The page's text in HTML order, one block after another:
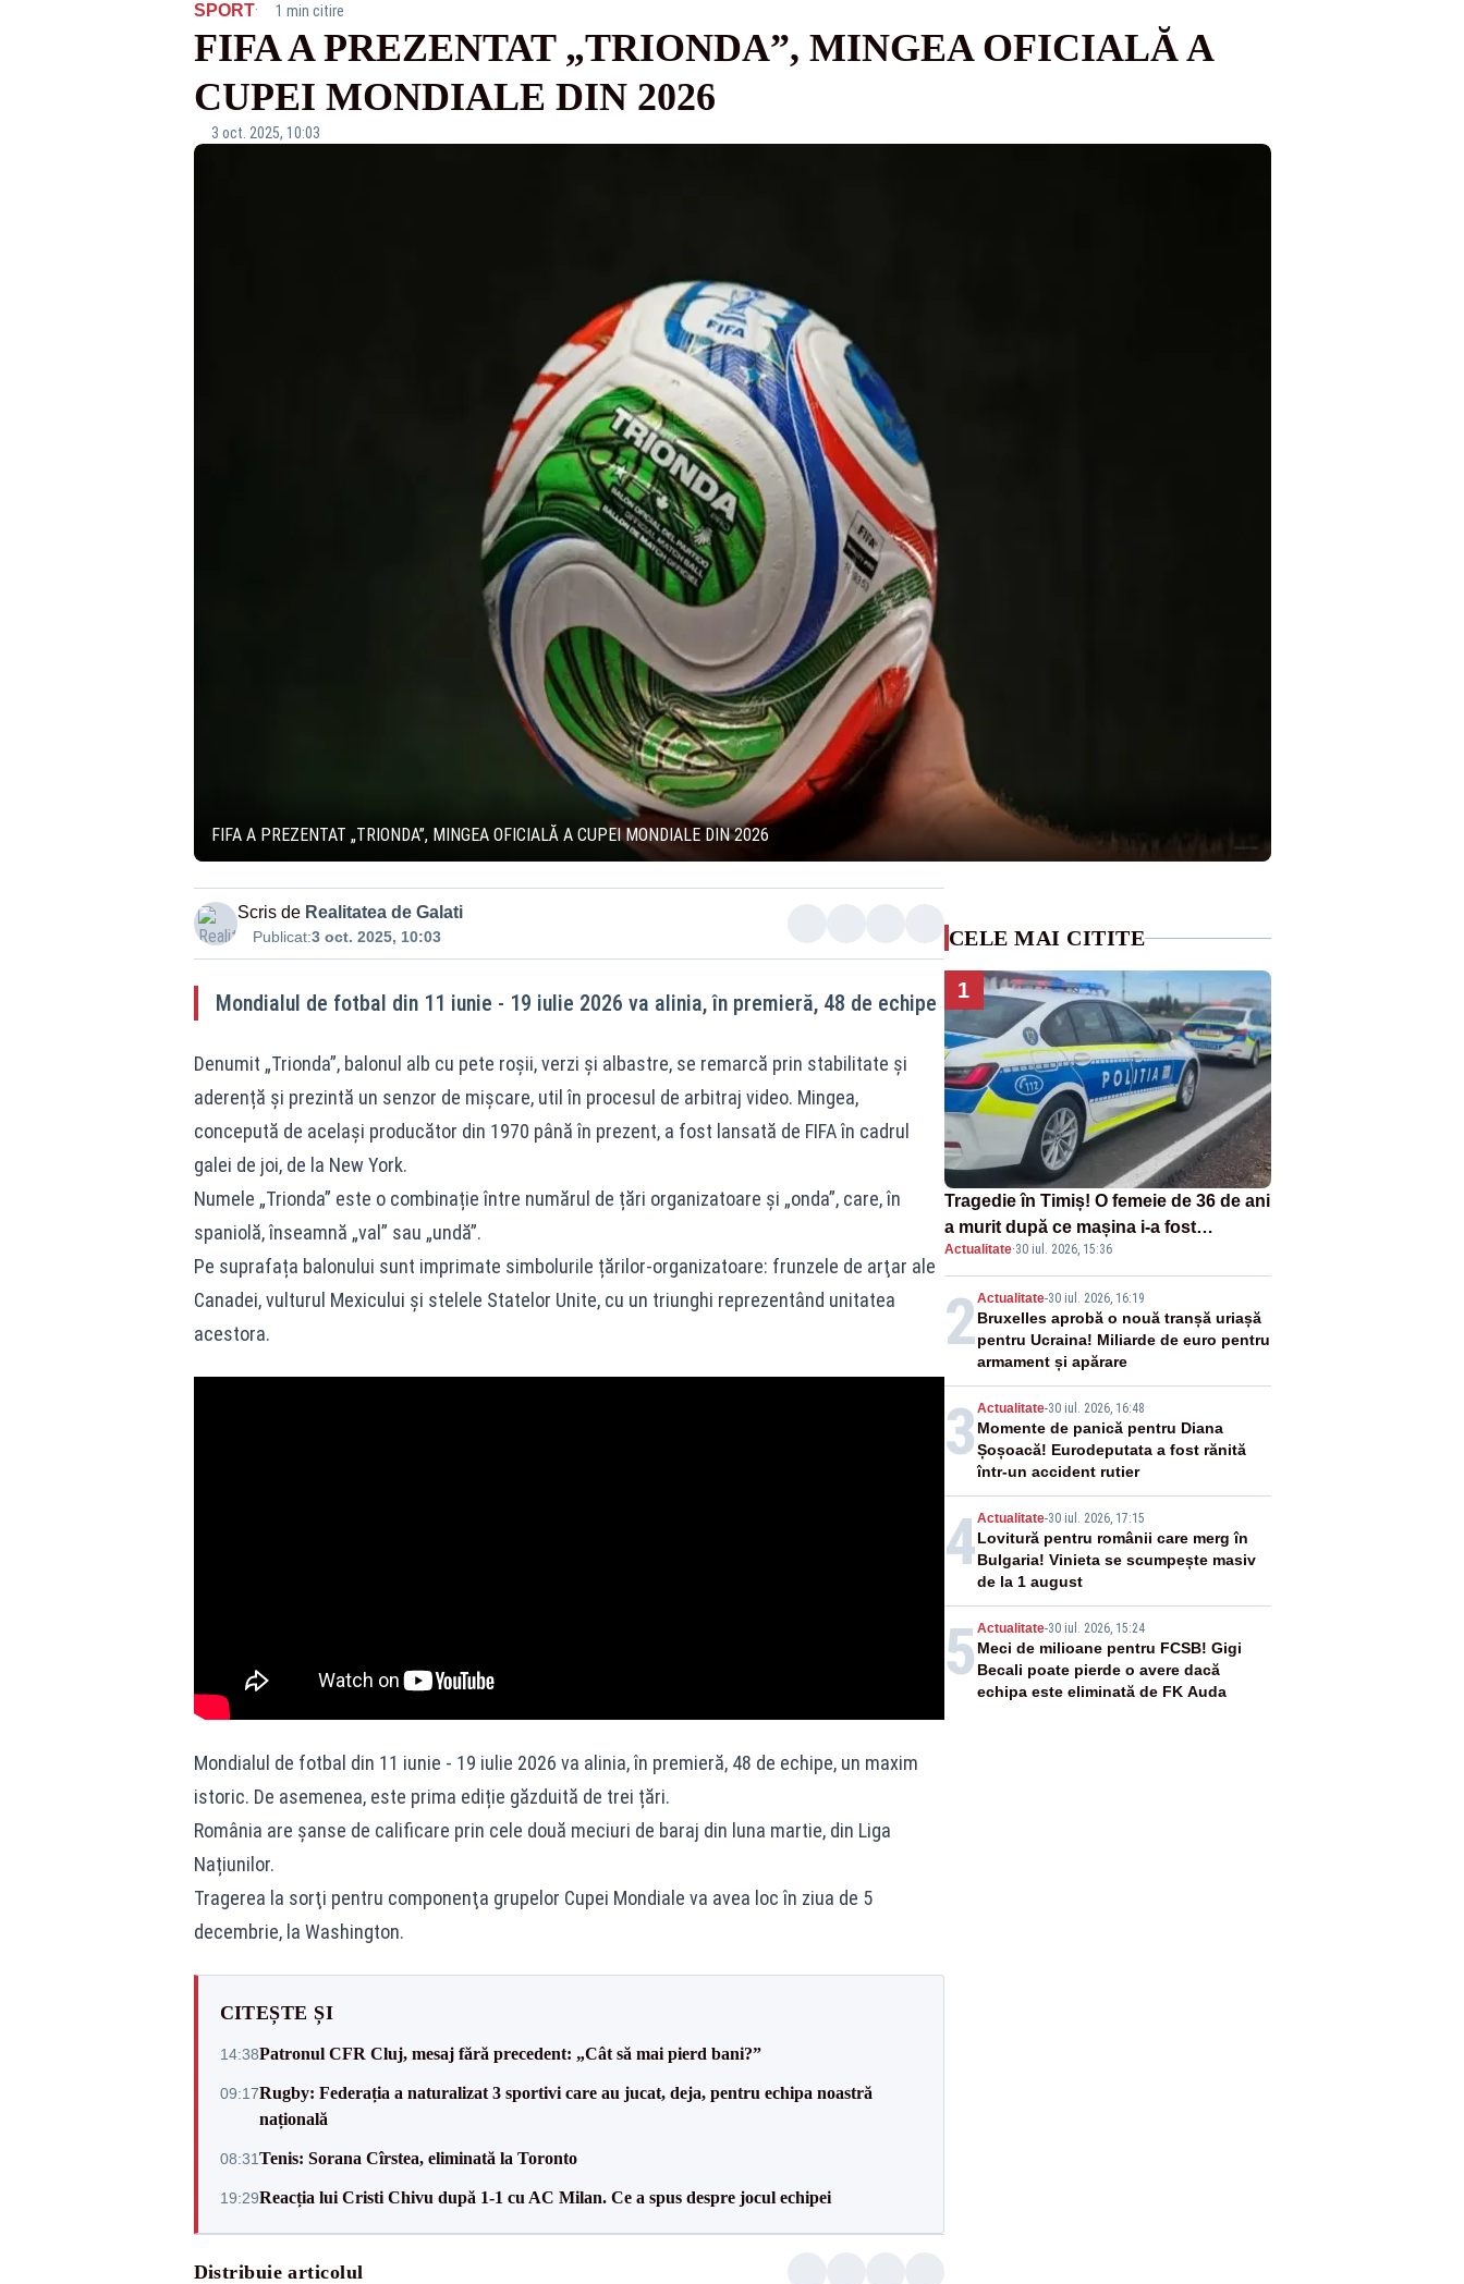
SPORT· 1 min citire
FIFA A PREZENTAT „TRIONDA”, MINGEA OFICIALĂ A
CUPEI MONDIALE DIN 2026
3 oct. 2025, 10:03
FIFA A PREZENTAT „TRIONDA”, MINGEA OFICIALĂ A CUPEI MONDIALE DIN 2026
Scris de Realitatea de Galati
Publicat:3 oct. 2025, 10:03
Mondialul de fotbal din 11 iunie - 19 iulie 2026 va alinia, în premieră, 48 de echipe
Denumit „Trionda”, balonul alb cu pete roșii, verzi și albastre, se remarcă prin stabilitate și
aderență și prezintă un senzor de mișcare, util în procesul de arbitraj video. Mingea,
concepută de același producător din 1970 până în prezent, a fost lansată de FIFA în cadrul
galei de joi, de la New York.
Numele „Trionda” este o combinație între numărul de țări organizatoare și „onda”, care, în
spaniolă, înseamnă „val” sau „undă”.
Pe suprafața balonului sunt imprimate simbolurile țărilor-organizatoare: frunzele de arţar ale
Canadei, vulturul Mexicului şi stelele Statelor Unite, cu un triunghi reprezentând unitatea
acestora.
Mondialul de fotbal din 11 iunie - 19 iulie 2026 va alinia, în premieră, 48 de echipe, un maxim
istoric. De asemenea, este prima ediție găzduită de trei țări.
România are șanse de calificare prin cele două meciuri de baraj din luna martie, din Liga
Națiunilor.
Tragerea la sorţi pentru componenţa grupelor Cupei Mondiale va avea loc în ziua de 5
decembrie, la Washington.
CITEȘTE ȘI
14:38Patronul CFR Cluj, mesaj fără precedent: „Cât să mai pierd bani?”
09:17Rugby: Federația a naturalizat 3 sportivi care au jucat, deja, pentru echipa noastră
națională
08:31Tenis: Sorana Cîrstea, eliminată la Toronto
19:29Reacția lui Cristi Chivu după 1-1 cu AC Milan. Ce a spus despre jocul echipei
Distribuie articolul
CELE MAI CITITE
1
Tragedie în Timiș! O femeie de 36 de ani
a murit după ce mașina i-a fost
spulberată de tren
Actualitate·30 iul. 2026, 15:36
2Actualitate-30 iul. 2026, 16:19
Bruxelles aprobă o nouă tranșă uriașă
pentru Ucraina! Miliarde de euro pentru
armament și apărare
3 Actualitate-30 iul. 2026, 16:48
Momente de panică pentru Diana
Șoșoacă! Eurodeputata a fost rănită
într-un accident rutier
4Actualitate-30 iul. 2026, 17:15
Lovitură pentru românii care merg în
Bulgaria! Vinieta se scumpește masiv
de la 1 august
5 Actualitate-30 iul. 2026, 15:24
Meci de milioane pentru FCSB! Gigi
Becali poate pierde o avere dacă
echipa este eliminată de FK Auda